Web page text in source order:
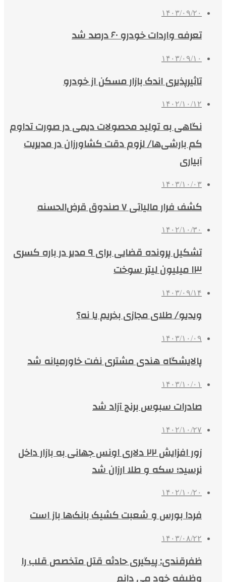
۱۴۰۳/۰۹/۲۰
تعرفه واردات خودرو ۶۰ درصد شد
۱۴۰۳/۰۹/۱۰
تاثیرپذیری اندک بازار مسکن از خودرو
۱۴۰۲/۱۰/۱۲
نگاهی به تولید محصولات دیمی در صورت تداوم
کم بارشی‌ها/ لزوم دقت کشاورزان در مدیریت
آبیاری
۱۴۰۳/۱۰/۰۳
کشف فرار مالیاتی ۷ صندوق قرض‌الحسنه
۱۴۰۲/۱۰/۳۰
تشکیل پرونده قضایی برای ۹ مدیر در باره کسری
۱۳ میلیون لیتر سوخت
۱۴۰۳/۰۹/۱۴
ویدیو/ طلای مجازی بخریم یا نه؟
۱۴۰۳/۱۰/۰۹
پالایشگاه هندی مشتری نفت خاورمیانه شد
۱۴۰۳/۱۰/۰۱
صادرات سبوس برنج آزاد شد
۱۴۰۲/۱۰/۲۷
زور افزایش ٢٢ دلاری اونس جهانی به بازار داخل
نرسید؛ سکه و طلا ارزان شد
۱۴۰۲/۱۰/۲۰
فردا بورس و شعبت کشیک بانک‌ها باز است
۱۴۰۳/۰۸/۲۲
ظفرقندی: پیگیری حادثه قتل متخصص قلب را
وظیفه خود می دانم